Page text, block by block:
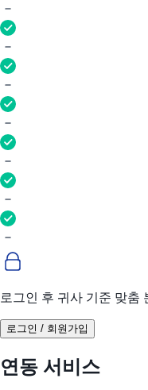
로그인 후 귀사 기준 맞춤
로그인 / 회원가입
연동 서비스